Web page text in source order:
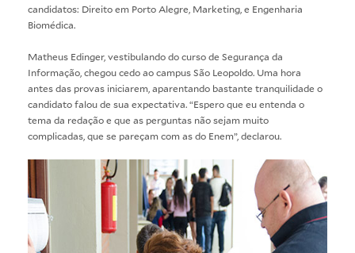
candidatos: Direito em Porto Alegre Marketing , e Engenharia
Biomédica.
Matheus Edinger, vestibulando do curso de Segurança da
Informação , chegou cedo ao campus São Leopoldo. Uma hora
antes das provas iniciarem, aparentando bastante tranquilidade o
candidato falou de sua expectativa. “Espero que eu entenda o
tema da redação e que as perguntas não sejam muito
complicadas, que se pareçam com as do Enem”, declarou.